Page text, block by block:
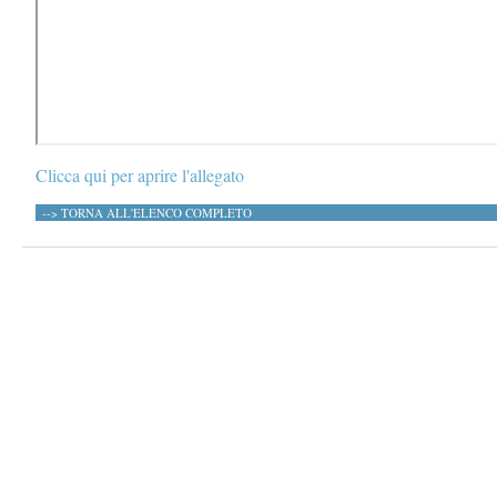
Clicca qui per aprire l'allegato
--> TORNA ALL'ELENCO COMPLETO